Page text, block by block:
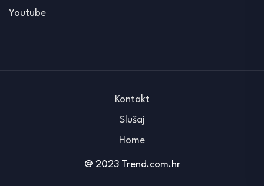
Youtube
@ 2023 Trend.com.hr
Kontakt
Slušaj
Home